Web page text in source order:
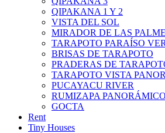
QIPAKANA 1 Y 2
VISTA DEL SOL
MIRADOR DE LAS
TARAPOTO PARAÍSO
BRISAS DE TARAPOTO
PRADERAS DE
TARAPOTO VISTA
PUCAYACU RIVER
RUMIZAPA PANORÁMICO
GOCTA
Rent
Tiny Houses